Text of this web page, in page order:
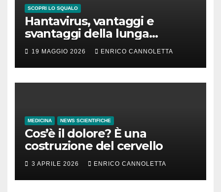
SCOPRI LO SQUALO
Hantavirus, vantaggi e
svantaggi della lunga
incubazione
19 MAGGIO 2026 ENRICO CANNOLETTA
MEDICINA NEWS SCIENTIFICHE
Cos’è il dolore? È una
costruzione del cervello
3 APRILE 2026 ENRICO CANNOLETTA